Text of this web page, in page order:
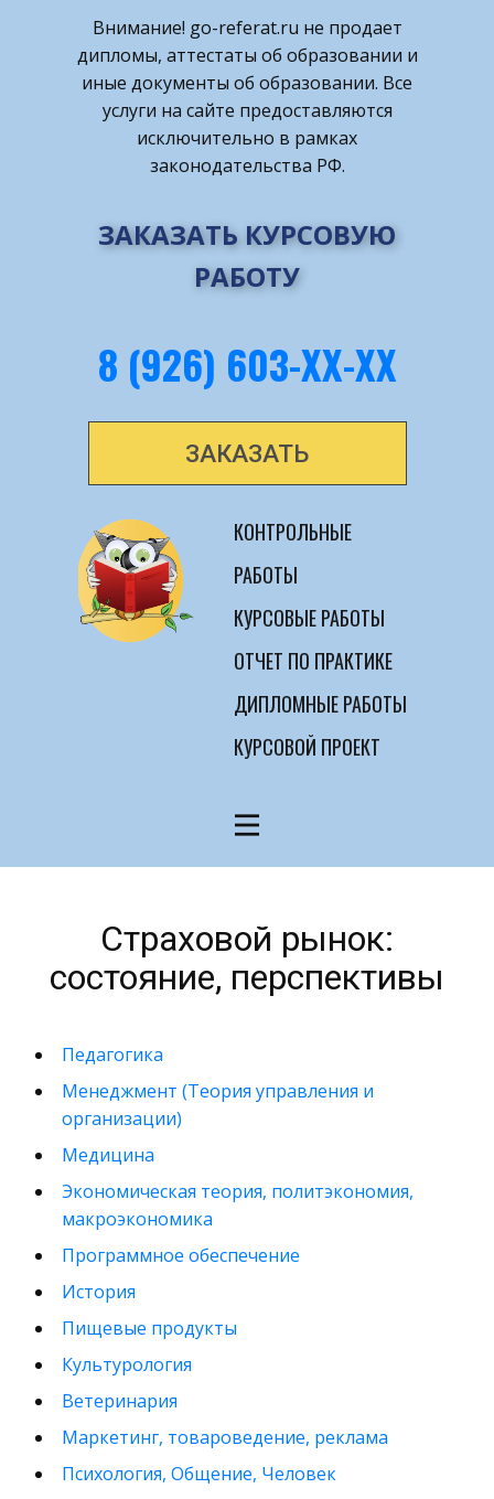
Внимание! ​go-referat.ru не продает
дипломы, аттестаты об образовании и
иные документы об образовании. Все
услуги на сайте предоставляются
исключительно в рамках
законодательства РФ.
ЗАКАЗАТЬ КУРСОВУЮ
РАБОТУ
8 (926) 603-ХХ-ХХ
ЗАКАЗАТЬ
КОНТРОЛЬНЫЕ
РАБОТЫ
КУРСОВЫЕ РАБОТЫ
ОТЧЕТ ПО ПРАКТИКЕ
ДИПЛОМНЫЕ РАБОТЫ
КУРСОВОЙ ПРОЕКТ
Страховой рынок:
состояние, перспективы
Педагогика
Менеджмент (Теория управления и
организации)
Медицина
Экономическая теория, политэкономия,
макроэкономика
Программное обеспечение
История
Пищевые продукты
Культурология
Ветеринария
Маркетинг, товароведение, реклама
Психология, Общение, Человек